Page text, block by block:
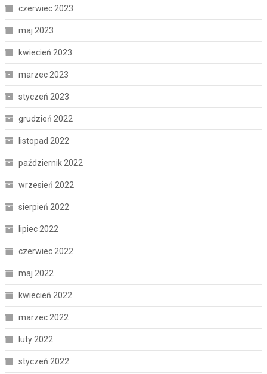
czerwiec 2023
maj 2023
kwiecień 2023
marzec 2023
styczeń 2023
grudzień 2022
listopad 2022
październik 2022
wrzesień 2022
sierpień 2022
lipiec 2022
czerwiec 2022
maj 2022
kwiecień 2022
marzec 2022
luty 2022
styczeń 2022